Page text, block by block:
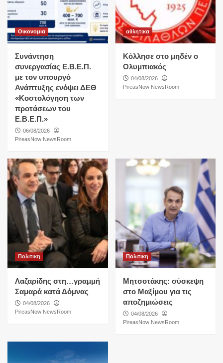
Οικονομια
Συνάντηση
συνεργασίας Ε.Β.Ε.Π.
με τον υπουργό
Ανάπτυξης ενόψει ΔΕΘ
«Κοστολόγηση των
προτάσεων του
Ε.Β.Ε.Π.»
06/08/2026
PireasNow NewsRoom
αθλητικα
Κόλλησε στο μηδέν ο
Ολυμπιακός
04/08/2026
PireasNow NewsRoom
Πολιτικη
Λαζαρίδης στη…γραμμή
Σαμαρά κατά Δόμνας
04/08/2026
PireasNow NewsRoom
Πολιτικη
Μητσοτάκης: σύσκεψη
στο Μαξίμου για τις
αποζημιώσεις
04/08/2026
PireasNow NewsRoom